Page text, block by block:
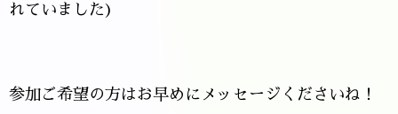
れていました)
参加ご希望の方はお早めにメッセージくださいね！